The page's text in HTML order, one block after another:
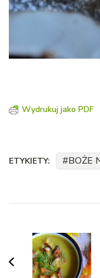
Wydrukuj jako PDF
ETYKIETY: BOŻE
wpisu